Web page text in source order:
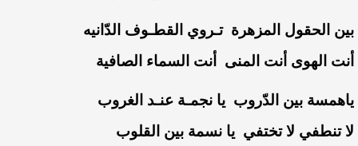
بين الحقول المزهرة تـروي القطـوف الدّانيه
أنت الهوى أنت المنى أنت السماء الصافية
ياهمسة بين الدّروب يا نجمـة عنـد الغروب
لا تنطفي لا تختفي يا نسمة بين القلوب